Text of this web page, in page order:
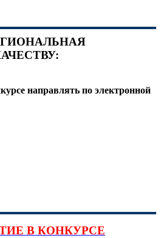
направлять по электронной
В КОНКУРСЕ